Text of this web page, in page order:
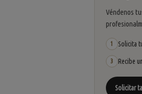
Véndenos
1 Solicita
3 Recibe
Solicitar